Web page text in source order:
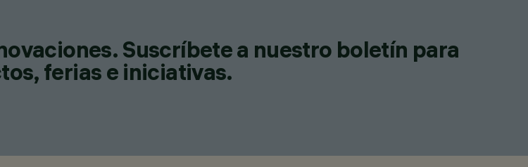
Suscríbete a nuestro boletín para
ferias e iniciativas.